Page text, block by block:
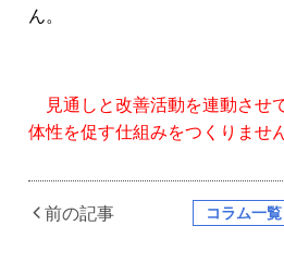
ん。
見通しと改善活動を連動させ
体性を促す仕組みをつくりませ
前の記事 コラム一覧